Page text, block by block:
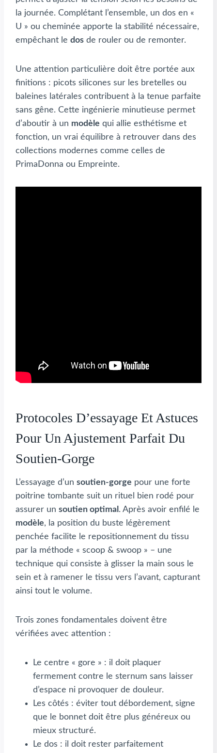
la journée. Complétant l’ensemble, un dos en «
U » ou cheminée apporte la stabilité nécessaire,
empêchant le dos de rouler ou de remonter.
Une attention particulière doit être portée aux
finitions : picots silicones sur les bretelles ou
baleines latérales contribuent à la tenue parfaite
sans gêne. Cette ingénierie minutieuse permet
d’aboutir à un modèle qui allie esthétisme et
fonction, un vrai équilibre à retrouver dans des
collections modernes comme celles de
PrimaDonna ou Empreinte.
Protocoles D’essayage Et Astuces
Pour Un Ajustement Parfait Du
Soutien-Gorge
L’essayage d’un soutien-gorge pour une forte
poitrine tombante suit un rituel bien rodé pour
assurer un soutien optimal . Après avoir enfilé le
modèle, la position du buste légèrement
penchée facilite le repositionnement du tissu
par la méthode « scoop & swoop » – une
technique qui consiste à glisser la main sous le
sein et à ramener le tissu vers l’avant, capturant
ainsi tout le volume.
Trois zones fondamentales doivent être
vérifiées avec attention :
Le centre « gore » : il doit plaquer
fermement contre le sternum sans laisser
d’espace ni provoquer de douleur.
Les côtés : éviter tout débordement, signe
que le bonnet doit être plus généreux ou
mieux structuré.
Le dos : il doit rester parfaitement